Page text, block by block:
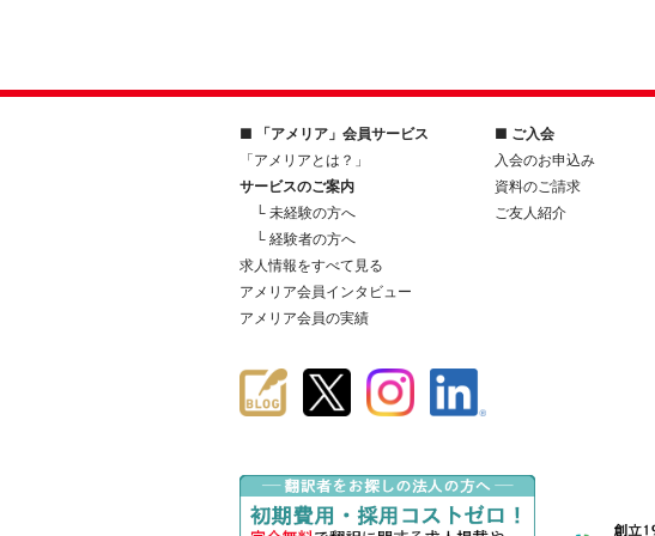
■ 「アメリア」会員サービス
「アメリアとは？」
サービスのご案内
└ 未経験の方へ
└ 経験者の方へ
求人情報をすべて見る
アメリア会員インタビュー
アメリア会員の実績
■ ご入会
入会のお申込み
資料のご請求
ご友人紹介